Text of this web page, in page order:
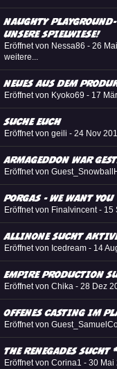
Richard : Guten Morgen!
Naughty
unsere Spielwiese!
Eröffnet von Nessa86 - 26
weitere...
Neues aus dem
Eröffnet von Kyoko69 - 17
suche euch
Eröffnet von geili - 24 Nov
Armageddon war
Eröffnet von
PORGAS - We Want You
Eröffnet von Finalvincent - 15
AllinOne sucht
Eröffnet von Icedream - 14
EMPIRE Production
Eröffnet von Chika - 28 Dez
Offenes Casting im
Eröffnet von
The Renegades sucht
Eröffnet von Corina1 - 30 Mai